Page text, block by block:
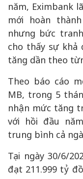
năm, Eximbank
mới hoàn
nhưng bức
cho thấy sự khả
tăng dần theo
Theo báo cáo
MB, trong 5
nhận mức tăng
với hồi đầu
trung bình cả
Tại ngày 30/6/
đạt 211.999 tỷ